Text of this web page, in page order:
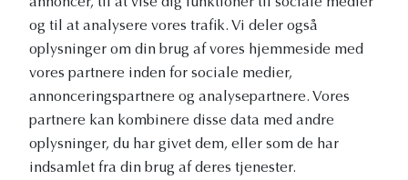
og til at analysere vores trafik. Vi deler også
oplysninger om din brug af vores hjemmeside med
vores partnere inden for sociale medier,
annonceringspartnere og analysepartnere. Vores
partnere kan kombinere disse data med andre
oplysninger, du har givet dem, eller som de har
indsamlet fra din brug af deres tjenester.
Vetapotek.dk er en del af
Evidensia
Dyresundhedspleje